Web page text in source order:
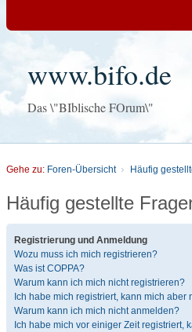
www.bifo.de
Das \"BIblische FOrum\"
Gehe zu: Foren-Übersicht Häufig
Häufig gestellte
Registrierung und Anmeldung
Wozu muss ich mich registrieren?
Was ist COPPA?
Warum kann ich mich nicht registrieren?
Ich habe mich registriert, kann mich aber
Warum kann ich mich nicht anmelden?
Ich habe mich vor einiger Zeit registriert,